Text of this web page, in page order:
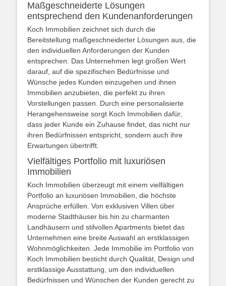
Maßgeschneiderte Lösungen
entsprechend den Kundenanforderungen
Koch Immobilien zeichnet sich durch die
Bereitstellung maßgeschneiderter Lösungen aus, die
den individuellen Anforderungen der Kunden
entsprechen. Das Unternehmen legt großen Wert
darauf, auf die spezifischen Bedürfnisse und
Wünsche jedes Kunden einzugehen und ihnen
Immobilien anzubieten, die perfekt zu ihren
Vorstellungen passen. Durch eine personalisierte
Herangehensweise sorgt Koch Immobilien dafür,
dass jeder Kunde ein Zuhause findet, das nicht nur
ihren Bedürfnissen entspricht, sondern auch ihre
Erwartungen übertrifft.
Vielfältiges Portfolio mit luxuriösen
Immobilien
Koch Immobilien überzeugt mit einem vielfältigen
Portfolio an luxuriösen Immobilien, die höchste
Ansprüche erfüllen. Von exklusiven Villen über
moderne Stadthäuser bis hin zu charmanten
Landhäusern und stilvollen Apartments bietet das
Unternehmen eine breite Auswahl an erstklassigen
Wohnmöglichkeiten. Jede Immobilie im Portfolio von
Koch Immobilien besticht durch Qualität, Design und
erstklassige Ausstattung, um den individuellen
Bedürfnissen und Wünschen der Kunden gerecht zu